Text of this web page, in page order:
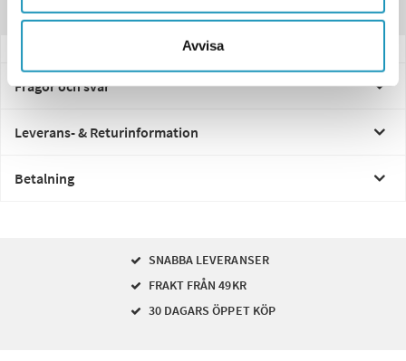
Avvisa
Recensioner
Frågor och svar
Leverans- & Returinformation
Betalning
SNABBA LEVERANSER
FRAKT FRÅN 49KR
30 DAGARS ÖPPET KÖP